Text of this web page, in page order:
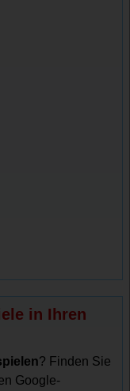
in Ihren
? Finden Sie
Google-